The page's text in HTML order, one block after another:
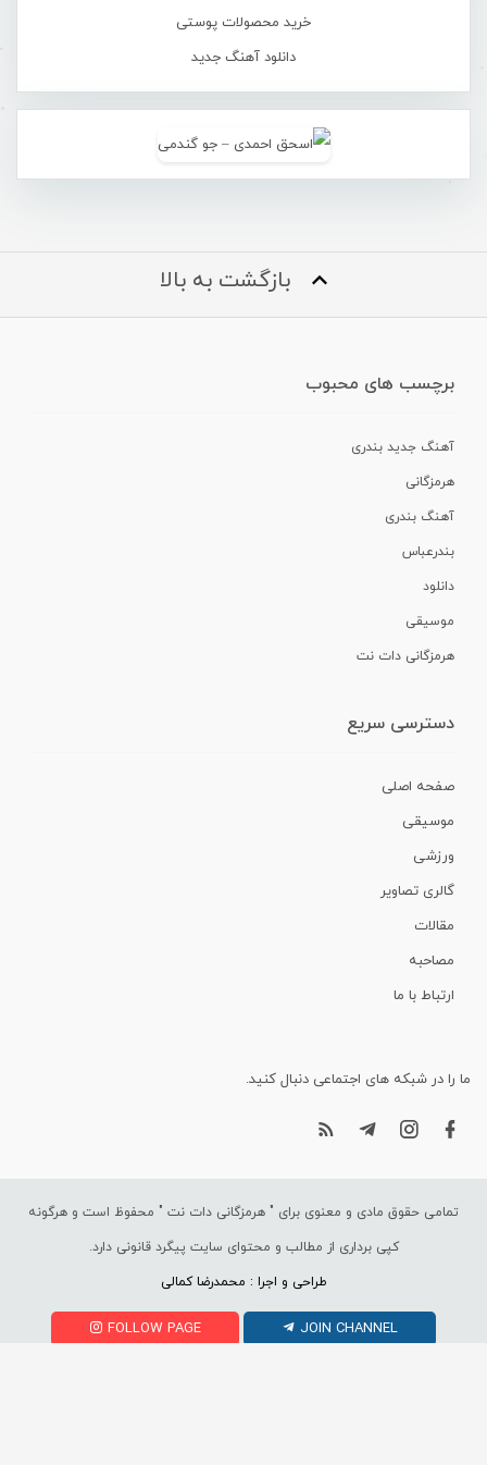
خرید محصولات پوستی
دانلود آهنگ جدید
بازگشت به بالا
برچسب های محبوب
آهنگ جدید بندری
هرمزگانی
آهنگ بندری
بندرعباس
دانلود
موسیقی
هرمزگانی دات نت
دسترسی سریع
صفحه اصلی
موسیقی
ورزشی
گالری تصاویر
مقالات
مصاحبه
ارتباط با ما
ما را در شبکه های اجتماعی دنبال کنید.
تمامی حقوق مادی و معنوی برای " هرمزگانی دات نت " محفوظ است و هرگونه
کپی برداری از مطالب و محتوای سایت پیگرد قانونی دارد.
طراحی و اجرا : محمدرضا کمالی
FOLLOW PAGE JOIN CHANNEL